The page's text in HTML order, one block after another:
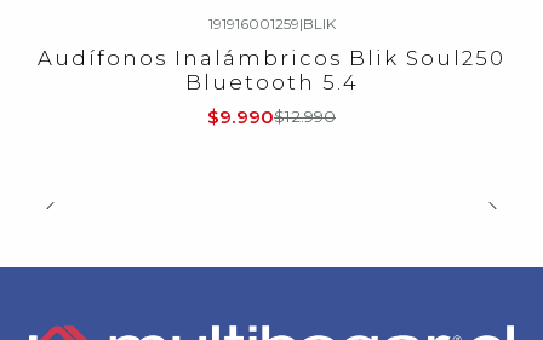
-23%OFF
191916001259|BLIK
Audífonos Inalámbricos Blik Soul250
Bluetooth 5.4
$9.990$12.990